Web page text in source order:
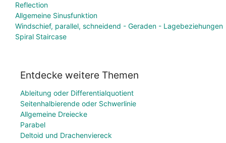
Reflection
Allgemeine Sinusfunktion
Windschief, parallel, schneidend - Geraden - Lagebeziehungen
Spiral Staircase
Entdecke weitere Themen
Ableitung oder Differentialquotient
Seitenhalbierende oder Schwerlinie
Allgemeine Dreiecke
Parabel
Deltoid und Drachenviereck